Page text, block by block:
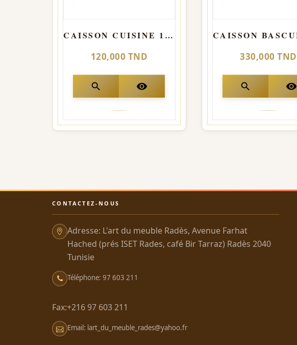
CAISSON CUISINE 1 PORTE
120,000 TND
search visibility
330,000 TND
search visibility
CONTACTEZ-NOUS
Adresse: L'art du meuble Radès, Avenue Farhat
Hached (prés ISET Rades, café Bir Tarraz) Radès 2040
Tunisie
Téléphone: 97 603 211
Fax:+216 97 603 211
Email: lart_du_meuble_rades@yahoo.fr